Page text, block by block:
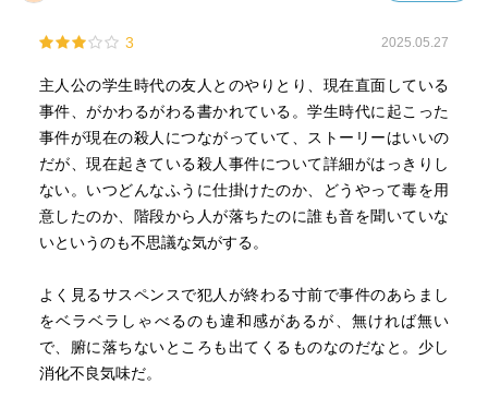
3 2025.05.27
主人公の学生時代の友人とのやりとり、現在直面している
事件、がかわるがわる書かれている。学生時代に起こった
事件が現在の殺人につながっていて、ストーリーはいいの
だが、現在起きている殺人事件について詳細がはっきりし
ない。いつどんなふうに仕掛けたのか、どうやって毒を用
意したのか、階段から人が落ちたのに誰も音を聞いていな
いというのも不思議な気がする。
よく見るサスペンスで犯人が終わる寸前で事件のあらまし
をベラベラしゃべるのも違和感があるが、無ければ無い
で、腑に落ちないところも出てくるものなのだなと。少し
消化不良気味だ。